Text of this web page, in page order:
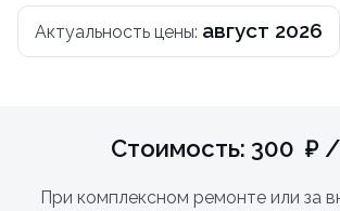
Актуальность цены: август 2026
Стоимость: 300 ₽
При комплексном ремонте или за